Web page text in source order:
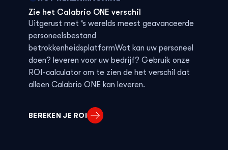
Zie het Calabrio ONE verschil
Uitgerust met ‘s werelds meest geavanceerde
personeelsbestand
betrokkenheidsplatformWat kan uw personeel
doen? leveren voor uw bedrijf? Gebruik onze
ROI-calculator om te zien de het verschil dat
alleen Calabrio ONE kan leveren.
BEREKEN JE ROI